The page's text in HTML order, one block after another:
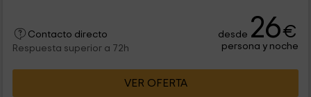
Contacto directo
Respuesta superior a 72h
desde 26€
persona y noche
VER OFERTA